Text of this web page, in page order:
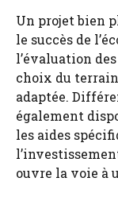
Un projet bien
le succès de
l’évaluation
choix du
adaptée.
également
les aides
ouvre la voie à